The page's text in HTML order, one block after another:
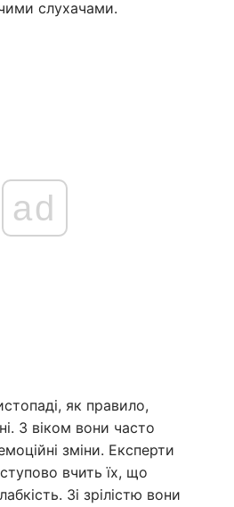
слухачами.
ad
як правило,
З віком вони часто
зміни. Експерти
вчить їх, що
Зі зрілістю вони